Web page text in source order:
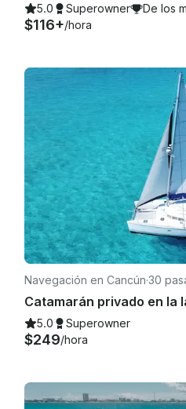
5.0 Superowner De los
$116+/hora
Navegación en Cancún·30
5.0 Superowner
$249/hora